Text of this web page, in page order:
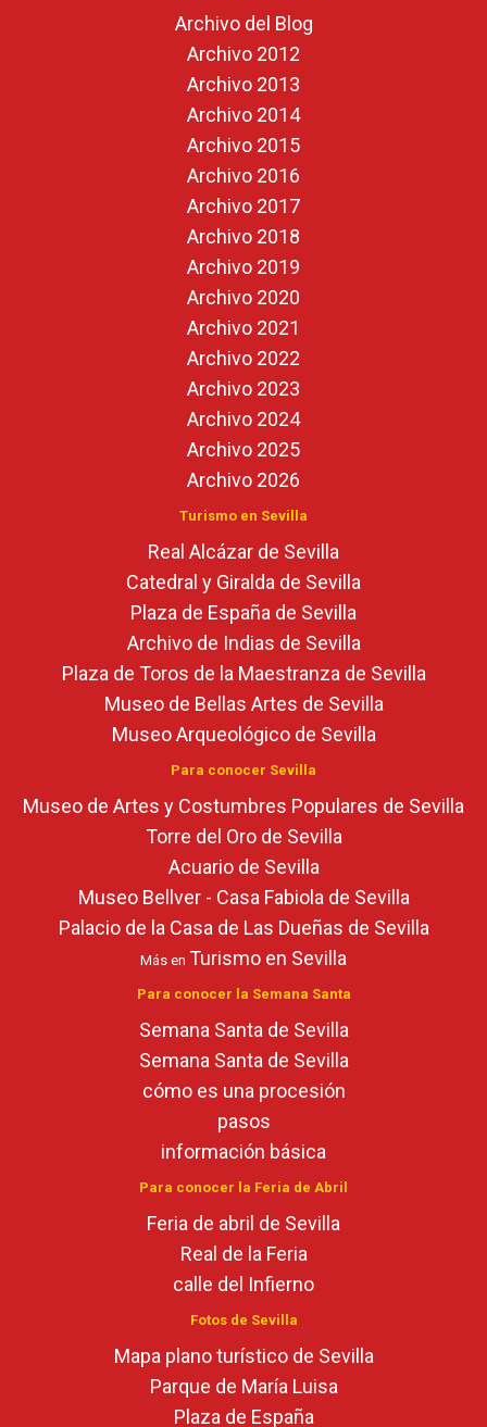
Archivo del Blog
Archivo 2012
Archivo 2013
Archivo 2014
Archivo 2015
Archivo 2016
Archivo 2017
Archivo 2018
Archivo 2019
Archivo 2020
Archivo 2021
Archivo 2022
Archivo 2023
Archivo 2024
Archivo 2025
Archivo 2026
Turismo en Sevilla
Real Alcázar de Sevilla
Catedral y Giralda de Sevilla
Plaza de España de Sevilla
Archivo de Indias de Sevilla
Plaza de Toros de la Maestranza de Sevilla
Museo de Bellas Artes de Sevilla
Museo Arqueológico de Sevilla
Para conocer Sevilla
Museo de Artes y Costumbres Populares de Sevilla
Torre del Oro de Sevilla
Acuario de Sevilla
Museo Bellver - Casa Fabiola de Sevilla
Palacio de la Casa de Las Dueñas de Sevilla
Más en Turismo en Sevilla
Para conocer la Semana Santa
Semana Santa de Sevilla
Semana Santa de Sevilla
cómo es una procesión
pasos
información básica
Para conocer la Feria de Abril
Feria de abril de Sevilla
Real de la Feria
calle del Infierno
Fotos de Sevilla
Mapa plano turístico de Sevilla
Parque de María Luisa
Plaza de España